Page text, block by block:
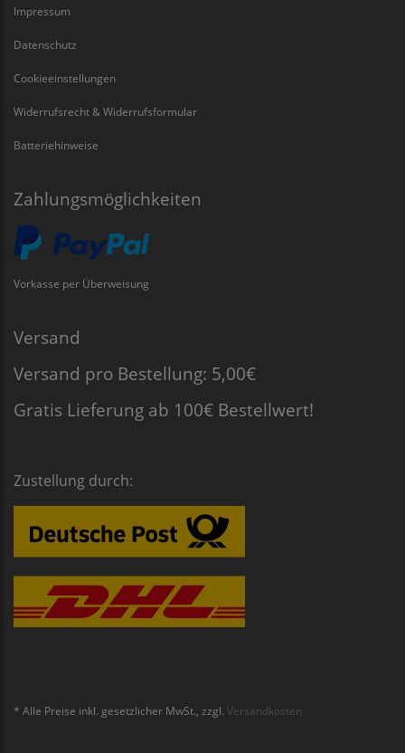
Impressum
Datenschutz
Cookieeinstellungen
Widerrufsrecht & Widerrufsformular
Batteriehinweise
Zahlungsmöglichkeiten
Vorkasse per Überweisung
Versand
Versand pro Bestellung: 5,00€
Gratis Lieferung ab 100€ Bestellwert!
Zustellung durch:
* Alle Preise inkl. gesetzlicher MwSt., zzgl. Versandkosten